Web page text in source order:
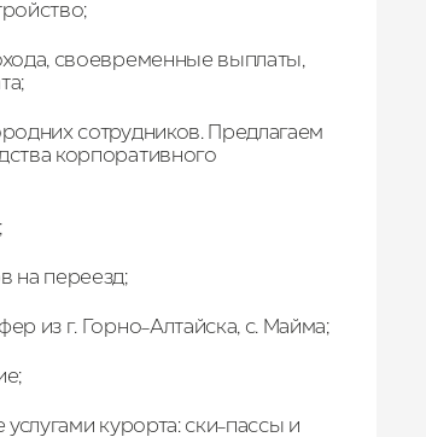
своевременные выплаты,
сотрудников. Предлагаем
корпоративного
на переезд;
из г. Горно-Алтайска, с. Майма;
курорта: ски-пассы и